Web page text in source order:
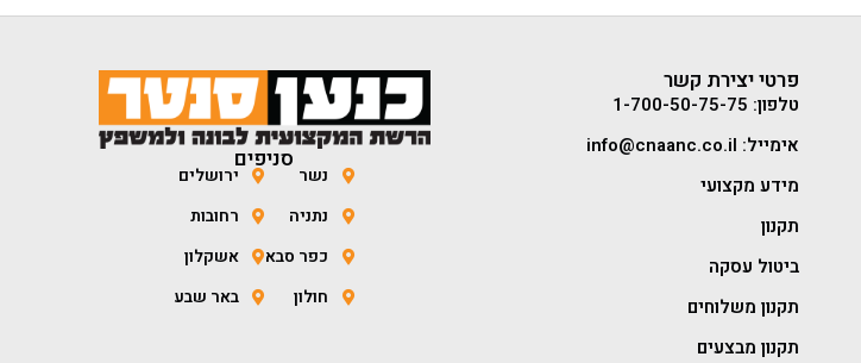
פרטי יצירת קשר
טלפון: 1-700-50-75-75
אימייל: info@cnaanc.co.il
מידע מקצועי
תקנון
ביטול עסקה
תקנון משלוחים
תקנון מבצעים
סניפים
נשר
נתניה
כפר סבא
חולון
ירושלים
רחובות
אשקלון
באר שבע